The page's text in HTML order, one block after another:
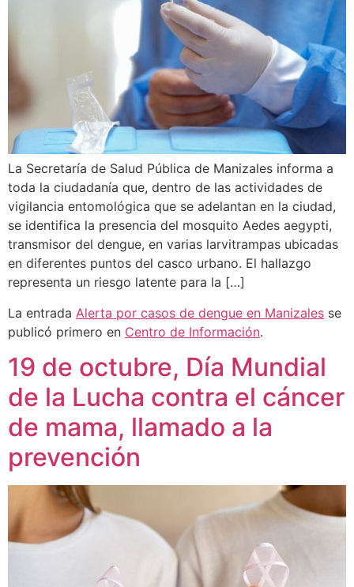
La Secretaría de Salud Pública de Manizales informa a
toda la ciudadanía que, dentro de las actividades de
vigilancia entomológica que se adelantan en la ciudad,
se identifica la presencia del mosquito Aedes aegypti,
transmisor del dengue, en varias larvitrampas ubicadas
en diferentes puntos del casco urbano. El hallazgo
representa un riesgo latente para la […]
La entrada Alerta por casos de dengue en Manizales se
publicó primero en Centro de Información.
19 de octubre, Día Mundial
de la Lucha contra el cáncer
de mama, llamado a la
prevención